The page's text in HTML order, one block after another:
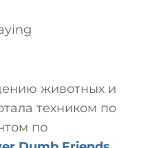
животных и
техником по
по